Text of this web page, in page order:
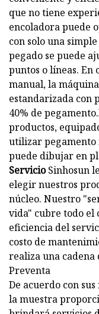
que no tiene
encoladora puede
con solo una
pegado se puede
puntos o líneas.
manual, la
estandarizada con
40% de pegamento.
productos,
utilizar pegamento
puede dibujar en
ServicioSinhosun
elegir nuestros
núcleo. Nuestro
vida" cubre todo el
eficiencia del
costo de
realiza una
Preventa
De acuerdo con
la muestra